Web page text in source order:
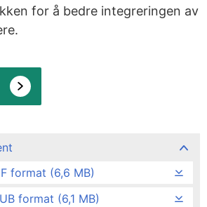
for å bedre integreringen av
format (6,6 MB)
format (6,1 MB)